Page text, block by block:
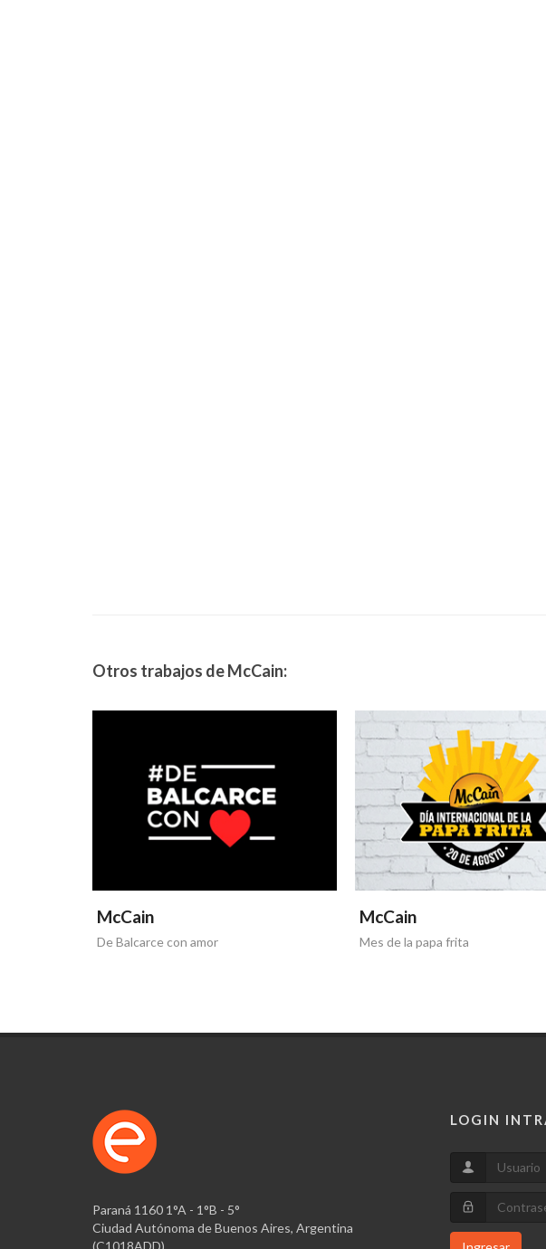
Otros trabajos de McCain:
McCain
De Balcarce con amor
McCain
Mes de la papa frita
Paraná 1160 1°A - 1°B - 5°
Ciudad Autónoma de Buenos Aires, Argentina
(C1018ADD)
LOGIN